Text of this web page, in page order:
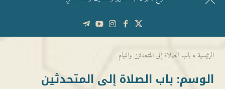
الرئيسية » باب الصلاة إلى المتحدثين والنيام
الوسم: باب الصلاة إلى المتحدثين